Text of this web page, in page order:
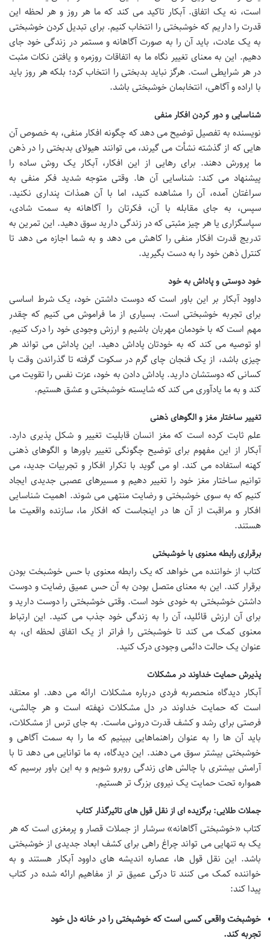
است، نه یک اتفاق. آبکار تاکید می کند که ما هر روز و هر لحظه این
قدرت را داریم که خوشبختی را انتخاب کنیم. برای تبدیل کردن خوشبختی
به یک عادت، باید آن را به صورت آگاهانه و مستمر در زندگی خود جای
دهیم. این به معنای تغییر نگاه ما به اتفاقات روزمره و یافتن نکات مثبت
در هر شرایطی است. هرگز نباید بدبختی را انتخاب کرد؛ بلکه هر روز باید
با اراده و آگاهی، انتخابمان خوشبختی باشد.
شناسایی و دور کردن افکار منفی
نویسنده به تفصیل توضیح می دهد که چگونه افکار منفی، به خصوص آن
هایی که از گذشته نشأت می گیرند، می توانند هیولای بدبختی را در ذهن
ما پرورش دهند. برای رهایی از این افکار، آبکار یک روش ساده را
پیشنهاد می کند: شناسایی آن ها. وقتی متوجه شدید فکر منفی به
سراغتان آمده، آن را مشاهده کنید، اما با آن همذات پنداری نکنید.
سپس، به جای مقابله با آن، فکرتان را آگاهانه به سمت شادی،
سپاسگزاری یا هر چیز مثبتی که در زندگی دارید سوق دهید. این تمرین به
تدریج قدرت افکار منفی را کاهش می دهد و به شما اجازه می دهد تا
کنترل ذهن خود را به دست بگیرید.
خود دوستی و پاداش به خود
داوود آبکار بر این باور است که دوست داشتن خود، یک شرط اساسی
برای تجربه خوشبختی است. بسیاری از ما فراموش می کنیم که چقدر
مهم است که با خودمان مهربان باشیم و ارزش وجودی خود را درک کنیم.
او توصیه می کند که به خودتان پاداش دهید. این پاداش می تواند هر
چیزی باشد، از یک فنجان چای گرم در سکوت گرفته تا گذراندن وقت با
کسانی که دوستشان دارید. پاداش دادن به خود، عزت نفس را تقویت می
کند و به ما یادآوری می کند که شایسته خوشبختی و عشق هستیم.
تغییر ساختار مغز و الگوهای ذهنی
علم ثابت کرده است که مغز انسان قابلیت تغییر و شکل پذیری دارد.
آبکار از این مفهوم برای توضیح چگونگی تغییر باورها و الگوهای ذهنی
کهنه استفاده می کند. او می گوید با تکرار افکار و تجربیات جدید، می
توانیم ساختار مغز خود را تغییر دهیم و مسیرهای عصبی جدیدی ایجاد
کنیم که به سوی خوشبختی و رضایت منتهی می شوند. اهمیت شناسایی
افکار و مراقبت از آن ها در اینجاست که افکار ما، سازنده واقعیت ما
هستند.
برقراری رابطه معنوی با خوشبختی
کتاب از خواننده می خواهد که یک رابطه معنوی با حس خوشبخت بودن
برقرار کند. این به معنای متصل بودن به آن حس عمیق رضایت و دوست
داشتن خوشبختی به خودی خود است. وقتی خوشبختی را دوست دارید و
برای آن ارزش قائلید، آن را به زندگی خود جذب می کنید. این ارتباط
معنوی کمک می کند تا خوشبختی را فراتر از یک اتفاق لحظه ای، به
عنوان یک حالت دائمی وجودی درک کنید.
پذیرش حمایت خداوند در مشکلات
آبکار دیدگاه منحصربه فردی درباره مشکلات ارائه می دهد. او معتقد
است که حمایت خداوند در دل مشکلات نهفته است و هر چالشی،
فرصتی برای رشد و کشف قدرت درونی ماست. به جای ترس از مشکلات،
باید آن ها را به عنوان راهنماهایی ببینیم که ما را به سمت آگاهی و
خوشبختی بیشتر سوق می دهند. این دیدگاه، به ما توانایی می دهد تا با
آرامش بیشتری با چالش های زندگی روبرو شویم و به این باور برسیم که
همواره تحت حمایت یک نیروی بزرگ تر هستیم.
جملات طلایی: برگزیده ای از نقل قول های تاثیرگذار کتاب
کتاب «خوشبختی آگاهانه» سرشار از جملات قصار و پرمغزی است که هر
یک به تنهایی می تواند چراغ راهی برای کشف ابعاد جدیدی از خوشبختی
باشد. این نقل قول ها، عصاره اندیشه های داوود آبکار هستند و به
خواننده کمک می کنند تا درکی عمیق تر از مفاهیم ارائه شده در کتاب
پیدا کند:
خوشبخت واقعی کسی است که خوشبختی را در خانه دل خود
تجربه کند.